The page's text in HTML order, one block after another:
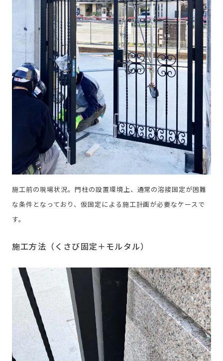
施工前の現場状況。門柱の設置環境上、通常の溶接固定が困難
な条件となっており、仮固定による施工計画が必要なケースで
す。
施工方法（くさび固定＋モルタル）